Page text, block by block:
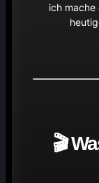
ich mache
🎬